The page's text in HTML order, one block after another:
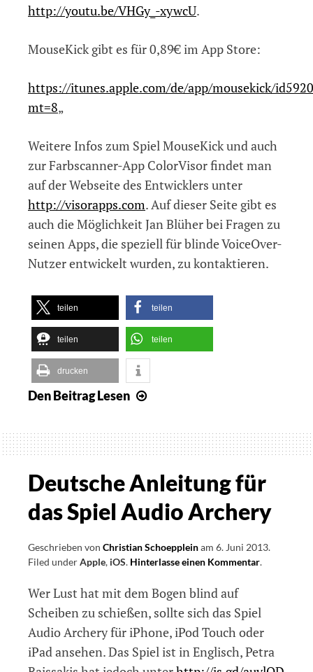
http://youtu.be/VHGy_-xywcU.
MouseKick gibt es für 0,89€ im App Store:
https://itunes.apple.com/de/app/mousekick/
mt=8„
Weitere Infos zum Spiel MouseKick und auch
zur Farbscanner-App ColorVisor findet man
auf der Webseite des Entwicklers unter
http://visorapps.com. Auf dieser Seite gibt es
auch die Möglichkeit Jan Blüher bei Fragen zu
seinen Apps, die speziell für blinde VoiceOver-
Nutzer entwickelt wurden, zu kontaktieren.
teilen teilen
teilen teilen
drucken
Den BeitragLesen
Ein
Spiel
für
blinde
VoiceOver-
Deutsche Anleitung für
das Spiel Audio Archery
Geschrieben von Christian Schoeppleinam 6. Juni 2013.
Filed underApple, iOS. Hinterlasse einen Kommentaron
für
das
Spiel
Audio
Archery
.
Wer Lust hat mit dem Bogen blind auf
Scheiben zu schießen, sollte sich das Spiel
Audio Archery für iPhone, iPod Touch oder
iPad ansehen. Das Spiel ist in Englisch, Petra